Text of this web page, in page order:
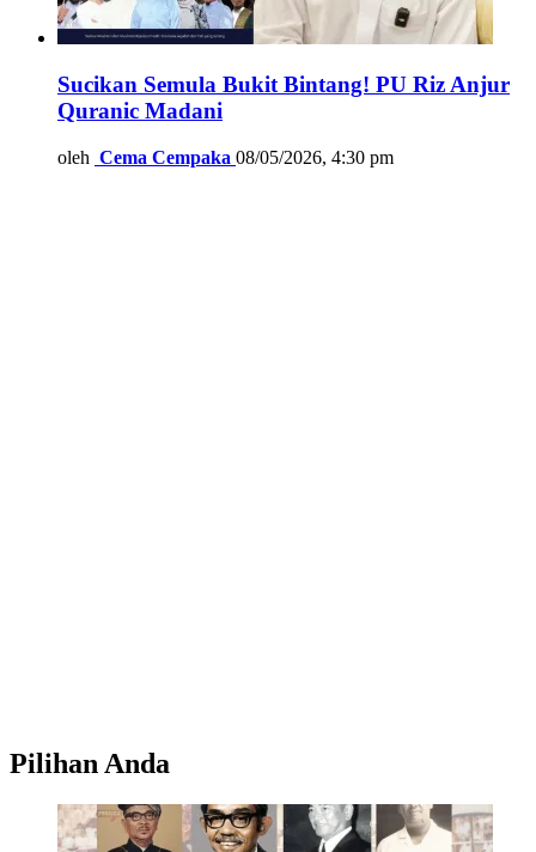
Sucikan Semula Bukit Bintang! PU Riz Anjur
Quranic Madani
oleh Cema Cempaka 08/05/2026, 4:30 pm
Pilihan Anda